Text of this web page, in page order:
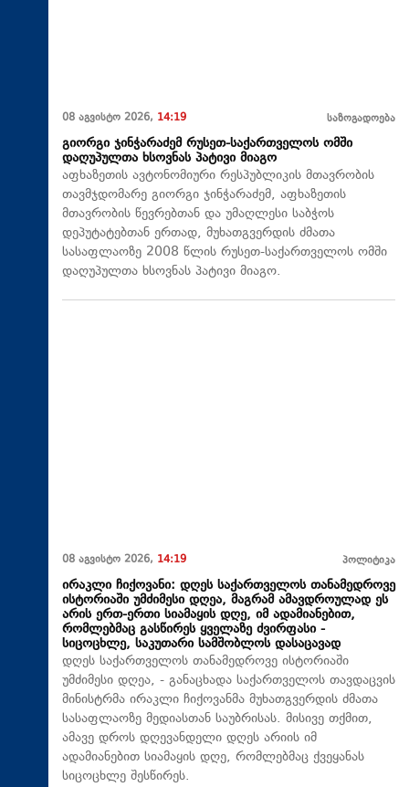
08 აგვისტო 2026, 14:19 საზოგადოება
გიორგი ჯინჭარაძემ რუსეთ-საქართველოს ომში
დაღუპულთა ხსოვნას პატივი მიაგო
აფხაზეთის ავტონომიური რესპუბლიკის მთავრობის
თავმჯდომარე გიორგი ჯინჭარაძემ, აფხაზეთის
მთავრობის წევრებთან და უმაღლესი საბჭოს
დეპუტატებთან ერთად, მუხათგვერდის ძმათა
სასაფლაოზე 2008 წლის რუსეთ-საქართველოს ომში
დაღუპულთა ხსოვნას პატივი მიაგო.
08 აგვისტო 2026, 14:19 პოლიტიკა
ირაკლი ჩიქოვანი: დღეს საქართველოს თანამედროვე
ისტორიაში უმძიმესი დღეა, მაგრამ ამავდროულად ეს
არის ერთ-ერთი სიამაყის დღე, იმ ადამიანებით,
რომლებმაც გასწირეს ყველაზე ძვირფასი -
სიცოცხლე, საკუთარი სამშობლოს დასაცავად
დღეს საქართველოს თანამედროვე ისტორიაში
უმძიმესი დღეა, - განაცხადა საქართველოს თავდაცვის
მინისტრმა ირაკლი ჩიქოვანმა მუხათგვერდის ძმათა
სასაფლაოზე მედიასთან საუბრისას. მისივე თქმით,
ამავე დროს დღევანდელი დღეს არიის იმ
ადამიანებით სიამაყის დღე, რომლებმაც ქვეყანას
სიცოცხლე შესწირეს.